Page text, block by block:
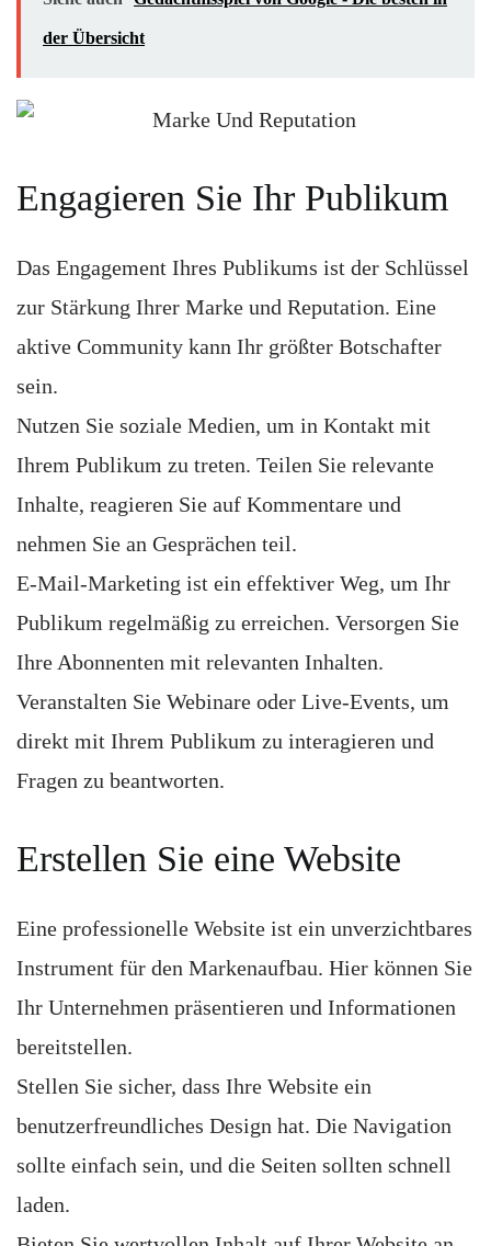
der Übersicht
Engagieren Sie Ihr Publikum
Das Engagement Ihres Publikums ist der Schlüssel
zur Stärkung Ihrer Marke und Reputation. Eine
aktive Community kann Ihr größter Botschafter
sein.
Nutzen Sie soziale Medien, um in Kontakt mit
Ihrem Publikum zu treten. Teilen Sie relevante
Inhalte, reagieren Sie auf Kommentare und
nehmen Sie an Gesprächen teil.
E-Mail-Marketing ist ein effektiver Weg, um Ihr
Publikum regelmäßig zu erreichen. Versorgen Sie
Ihre Abonnenten mit relevanten Inhalten.
Veranstalten Sie Webinare oder Live-Events, um
direkt mit Ihrem Publikum zu interagieren und
Fragen zu beantworten.
Erstellen Sie eine Website
Eine professionelle Website ist ein unverzichtbares
Instrument für den Markenaufbau. Hier können Sie
Ihr Unternehmen präsentieren und Informationen
bereitstellen.
Stellen Sie sicher, dass Ihre Website ein
benutzerfreundliches Design hat. Die Navigation
sollte einfach sein, und die Seiten sollten schnell
laden.